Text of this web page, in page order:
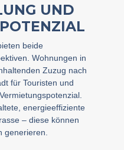
UND
beide
Wohnungen in
Zuzug nach
für Touristen und
energieeffiziente
– diese können
generieren.